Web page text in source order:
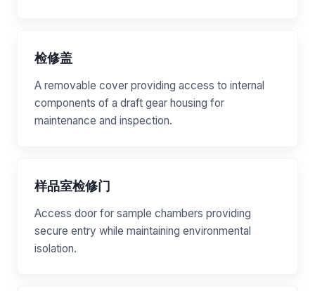
检修盖
A removable cover providing access to internal
components of a draft gear housing for
maintenance and inspection.
样品室检修门
Access door for sample chambers providing
secure entry while maintaining environmental
isolation.